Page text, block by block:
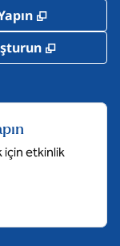
,
,
için etkinlik